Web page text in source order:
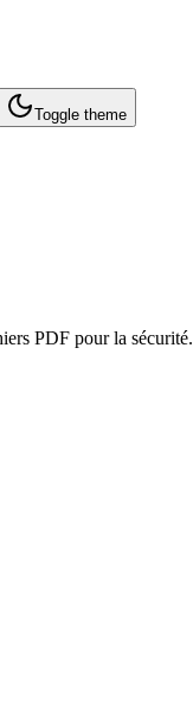
Toggle theme
PDF pour la sécurité.